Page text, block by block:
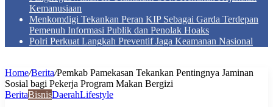
Kemanusiaan
Menkomdigi Tekankan Peran KIP Sebagai Garda Terdepan
Pemenuh Informasi Publik dan Penolak Hoaks
Polri Perkuat Langkah Preventif Jaga Keamanan Nasional
Home/Berita/Pemkab Pamekasan Tekankan Pentingnya Jaminan
Sosial bagi Pekerja Program Makan Bergizi
BeritaBisnisDaerahLifestyle